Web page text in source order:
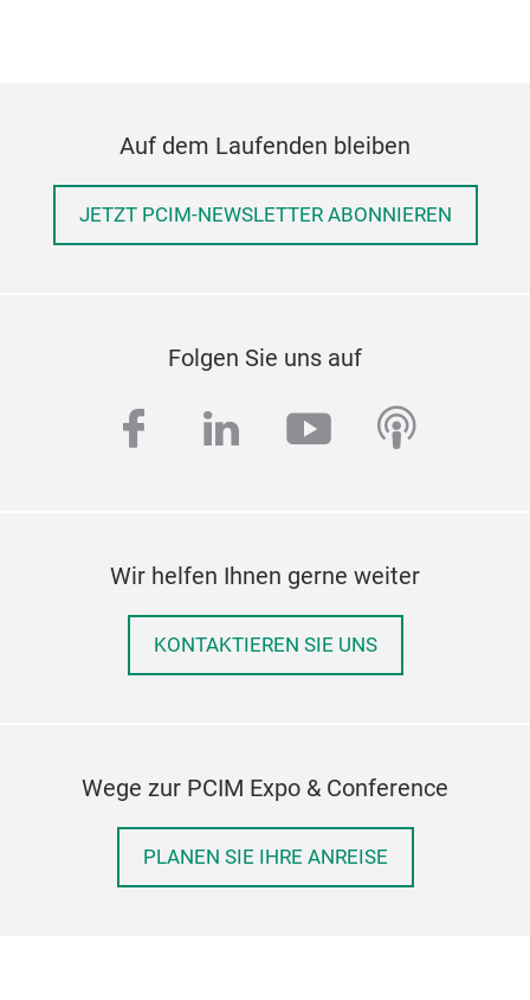
Auf dem Laufenden bleiben
JETZT PCIM-NEWSLETTER ABONNIEREN
Folgen Sie uns auf
facebook
linkedinyoutube
Wir helfen Ihnen gerne weiter
KONTAKTIEREN SIE UNS
Wege zur PCIM Expo & Conference
PLANEN SIE IHRE ANREISE